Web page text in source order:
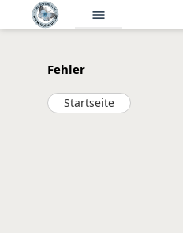
menu
Fehler
Startseite